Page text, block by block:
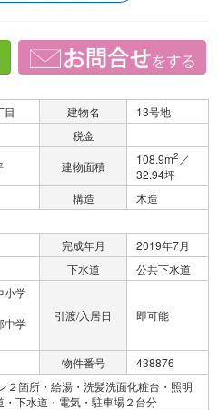
目 建物名
13号地
税金
建物面積 108.9m2 ／
32.94坪
構造
木造
完成年月
2019年7月
下水道 公共下水道
小学
中学
引渡/入居日 即可能
物件番号
438876
２箇所・給湯・洗髪洗面化粧台・照明
・下水道・電気・駐車場２台分